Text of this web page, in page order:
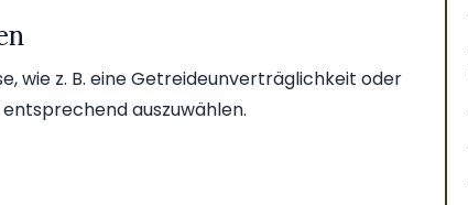
wie z. B. eine Getreideunverträglichkeit oder
auszuwählen.